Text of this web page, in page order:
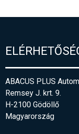
ABACUS PLUS
Remsey J. krt. 9.
H-2100 Gödöllő
Magyarország